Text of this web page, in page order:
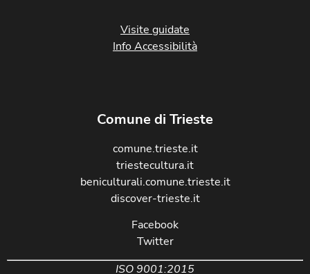
Visite guidate
Info Accessibilità
Comune di Trieste
comune.trieste.it
triestecultura.it
beniculturali.comune.trieste.it
discover-trieste.it
Facebook
Twitter
ISO 9001:2015